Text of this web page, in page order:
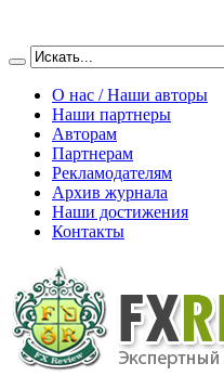
О нас / Наши авторы
Наши партнеры
Авторам
Партнерам
Рекламодателям
Архив журнала
Наши достижения
Контакты